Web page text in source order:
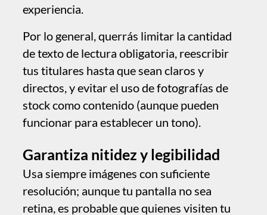
tecnología subyacente; en Sitely tienes
mucha más libertad, así que nos gustaría
animarte a romper convenciones, evitar los
clichés y volcarte en tu diseño. Está de más
decir que, si basas fuertemente tu diseño
en una plantilla, solo estarás expresando la
Qué hacer y qué no hacer
No crees un elemento de “ir al principio
de la página”; la gente está familiarizada
tiene un atajo integrado para ello (toca
el reloj en la parte superior de la
pantalla);
no uses la función multidispositivo de